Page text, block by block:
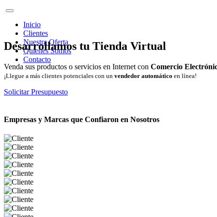
Inicio
Clientes
Nuestra Oferta
Quienes Somos
Contacto
Desarrollamos tu Tienda Virtual
Venda sus productos o servicios en Internet con Comercio
¡Llegue a más clientes potenciales con un vendedor automático en línea!
Solicitar Presupuesto
Empresas y Marcas que Confiaron en Nosotros